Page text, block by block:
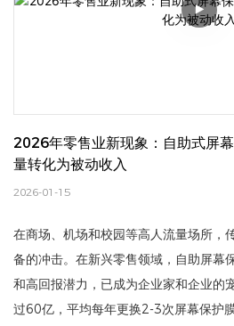
2026年零售业新现象：自助式屏
量转化为被动收入
2026-01-15
在商场、机场和校园等高人流量场所，
备的冲击。在新兴零售领域，自助屏幕
和高回报潜力，已成为企业家和企业的
过60亿，平均每年更换2-3次屏幕保护